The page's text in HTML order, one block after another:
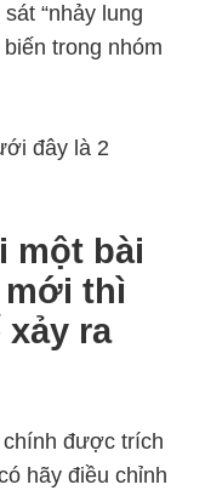
“nhảy lung
trong nhóm
đây là 2
một bài
mới thì
xảy ra
được trích
hãy điều chỉnh